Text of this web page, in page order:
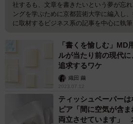
社するも、文章を書きたいという夢が忘
ングを学ぶために京都芸術大学に編入し
に取材するビジネス系の記事を中心に執
「書くを愉しむ」
ルが当たり前の現代
追求するワケ
織田 繭
2023.07.12
ティッシュペーパー
ピア「間に空気が含
両立させています」